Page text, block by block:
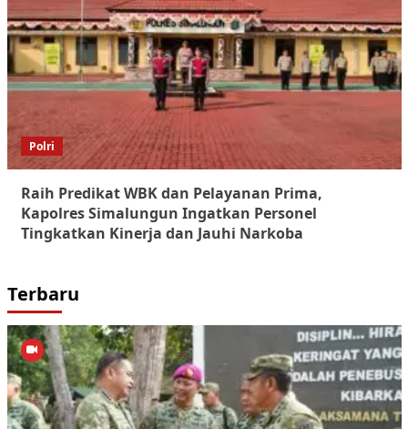
Polri
Raih Predikat WBK dan Pelayanan Prima,
Kapolres Simalungun Ingatkan Personel
Tingkatkan Kinerja dan Jauhi Narkoba
Terbaru